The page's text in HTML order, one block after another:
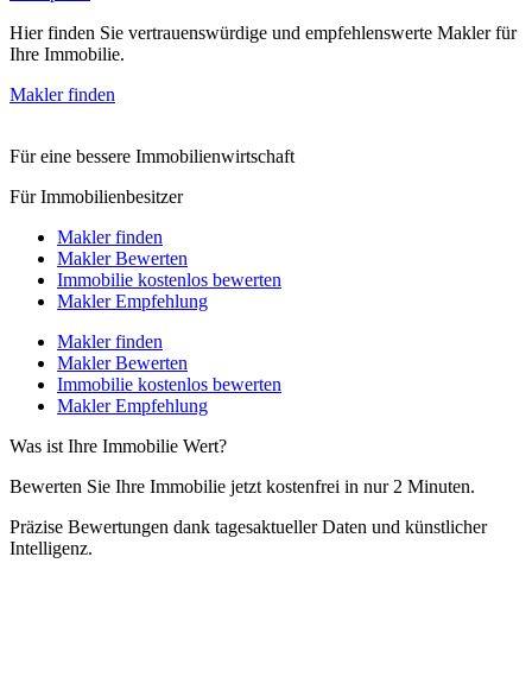
Hier finden Sie vertrauenswürdige und empfehlenswerte Makler für
Ihre Immobilie.
Makler finden
Für eine bessere Immobilienwirtschaft
Für Immobilienbesitzer
Makler finden
Makler Bewerten
Immobilie kostenlos bewerten
Makler Empfehlung
Makler finden
Makler Bewerten
Immobilie kostenlos bewerten
Makler Empfehlung
Was ist Ihre Immobilie Wert?
Bewerten Sie Ihre Immobilie jetzt kostenfrei in nur 2 Minuten.
Präzise Bewertungen dank tagesaktueller Daten und künstlicher
Intelligenz.